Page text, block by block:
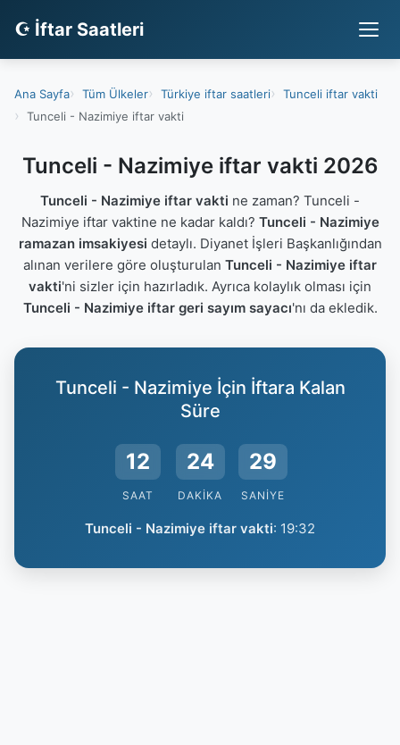
☪ İftar Saatleri
Ana Sayfa Tüm Ülkeler Türkiye iftar saatleri
Tunceli iftar vakti
Tunceli - Nazimiye iftar vakti
Tunceli - Nazimiye iftar vakti 2026
Tunceli - Nazimiye iftar vakti ne zaman? Tunceli -
Nazimiye iftar vaktine ne kadar kaldı? Tunceli - Nazimiye
ramazan imsakiyesi detaylı. Diyanet İşleri Başkanlığından
alınan verilere göre oluşturulan Tunceli - Nazimiye iftar
vakti'ni sizler için hazırladık. Ayrıca kolaylık olması için
Tunceli - Nazimiye iftar geri sayım sayacı'nı da ekledik.
Tunceli - Nazimiye İçin İftara Kalan
Süre
12
SAAT
24
DAKIKA
28
SANIYE
Tunceli - Nazimiye iftar vakti: 19:32